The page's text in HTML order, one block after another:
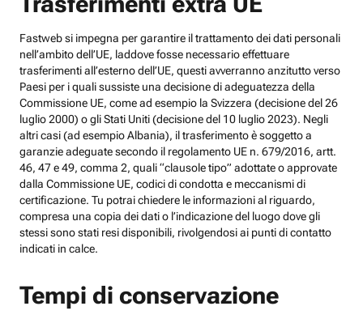
Fastweb si impegna per garantire il trattamento dei dati personali
nell’ambito dell’UE, laddove fosse necessario effettuare
trasferimenti all’esterno dell’UE, questi avverranno anzitutto verso
Paesi per i quali sussiste una decisione di adeguatezza della
Commissione UE, come ad esempio la Svizzera (decisione del 26
luglio 2000) o gli Stati Uniti (decisione del 10 luglio 2023). Negli
altri casi (ad esempio Albania), il trasferimento è soggetto a
garanzie adeguate secondo il regolamento UE n. 679/2016, artt.
46, 47 e 49, comma 2, quali “clausole tipo” adottate o approvate
dalla Commissione UE, codici di condotta e meccanismi di
certificazione. Tu potrai chiedere le informazioni al riguardo,
compresa una copia dei dati o l’indicazione del luogo dove gli
stessi sono stati resi disponibili, rivolgendosi ai punti di contatto
indicati in calce.
Tempi di conservazione